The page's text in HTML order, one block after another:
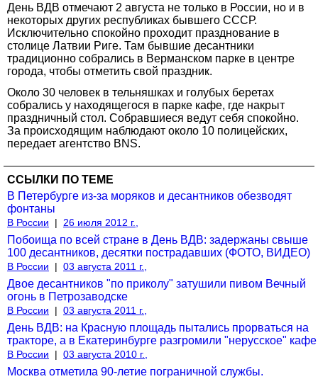
День ВДВ отмечают 2 августа не только в России, но и в
некоторых других республиках бывшего СССР.
Исключительно спокойно проходит празднование в
столице Латвии Риге. Там бывшие десантники
традиционно собрались в Верманском парке в центре
города, чтобы отметить свой праздник.
Около 30 человек в тельняшках и голубых беретах
собрались у находящегося в парке кафе, где накрыт
праздничный стол. Собравшиеся ведут себя спокойно.
За происходящим наблюдают около 10 полицейских,
передает агентство BNS.
ССЫЛКИ ПО ТЕМЕ
В Петербурге из-за моряков и десантников обезводят
фонтаны
В России | 26 июля 2012 г.,
Побоища по всей стране в День ВДВ: задержаны свыше
100 десантников, десятки пострадавших (ФОТО, ВИДЕО)
В России | 03 августа 2011 г.,
Двое десантников "по приколу" затушили пивом Вечный
огонь в Петрозаводске
В России | 03 августа 2011 г.,
День ВДВ: на Красную площадь пытались прорваться на
тракторе, а в Екатеринбурге разгромили "нерусское" кафе
В России | 03 августа 2010 г.,
Москва отметила 90-летие пограничной службы.